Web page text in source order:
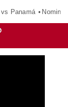
Panamá